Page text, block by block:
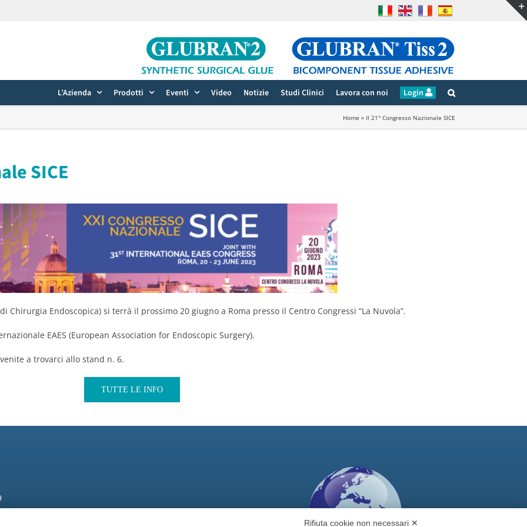
L’Azienda Prodotti Eventi Video Notizie Studi Clinici Lavora con noi Login
Home » Il 21° Congresso Nazionale SICE
SICE
Chirurgia Endoscopica) si terrà il prossimo 20 giugno a Roma presso il Centro Congressi “La Nuvola”.
EAES (European Association for Endoscopic Surgery).
a trovarci allo stand n. 6.
TUTTE LE INFO
Rifiuta cookie non necessari ✕